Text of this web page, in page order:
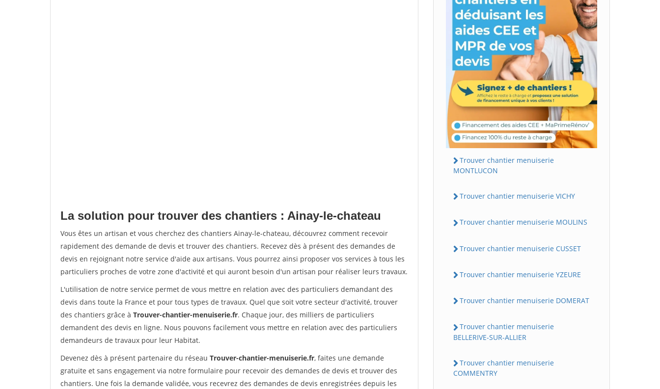
La solution pour trouver des chantiers : Ainay-le-chateau
Vous êtes un artisan et vous cherchez des chantiers Ainay-le-chateau, découvrez comment recevoir
rapidement des demande de devis et trouver des chantiers. Recevez dès à présent des demandes de
devis en rejoignant notre service d'aide aux artisans. Vous pourrez ainsi proposer vos services à tous les
particuliers proches de votre zone d'activité et qui auront besoin d'un artisan pour réaliser leurs travaux.
L'utilisation de notre service permet de vous mettre en relation avec des particuliers demandant des
devis dans toute la France et pour tous types de travaux. Quel que soit votre secteur d'activité, trouver
des chantiers grâce à Trouver-chantier-menuiserie.fr. Chaque jour, des milliers de particuliers
demandent des devis en ligne. Nous pouvons facilement vous mettre en relation avec des particuliers
demandeurs de travaux pour leur Habitat.
Devenez dès à présent partenaire du réseau Trouver-chantier-menuiserie.fr, faites une demande
gratuite et sans engagement via notre formulaire pour recevoir des demandes de devis et trouver des
chantiers. Une fois la demande validée, vous recevrez des demandes de devis enregistrées depuis les
Trouver chantier menuiserie
MONTLUCON
Trouver chantier menuiserie VICHY
Trouver chantier menuiserie MOULINS
Trouver chantier menuiserie CUSSET
Trouver chantier menuiserie YZEURE
Trouver chantier menuiserie DOMERAT
Trouver chantier menuiserie
BELLERIVE-SUR-ALLIER
Trouver chantier menuiserie
COMMENTRY